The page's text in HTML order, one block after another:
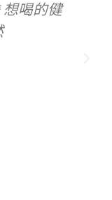
推薦明
，還強
麼大一